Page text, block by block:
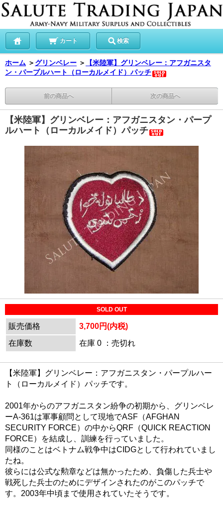
カート 検索
ホーム ＞ グリンベレー ＞
【米陸軍】グリンベレー：アフガニスタ
ン・パープルハート（ローカルメイド）パッチ
前の商品へ 次の商品へ
【米陸軍】グリンベレー：アフガニスタン・パープ
ルハート（ローカルメイド）パッチ
SOLD OUT
販売価格
3,700円(内税)
在庫数
在庫 0 ：売切れ
【米陸軍】グリンベレー：アフガニスタン・パープルハー
ト（ローカルメイド）パッチです。
2001年からのアフガニスタン紛争の初期から、グリンベレ
ーA-361は軍事顧問として現地でASF（AFGHAN
SECURITY FORCE）の中からQRF（QUICK REACTION
FORCE）を結成し、訓練を行っていました。
同様のことはベトナム戦争中はCIDGとして行われていまし
たね。
彼らには公式な勲章などは無かったため、負傷した兵士や
戦死した兵士のためにデザインされたのがこのパッチで
す。2003年中頃まで使用されていたそうです。